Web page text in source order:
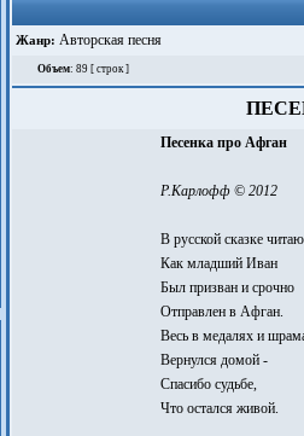
Жанр: Авторская песня
Объем: 89 [ строк ]
Песенка про Афган
Р.Карлофф © 2012
В русской сказке
Как младший Иван
Был призван и срочно
Отправлен в Афган.
Весь в медалях и
Вернулся домой -
Спасибо судьбе,
Что остался живой.